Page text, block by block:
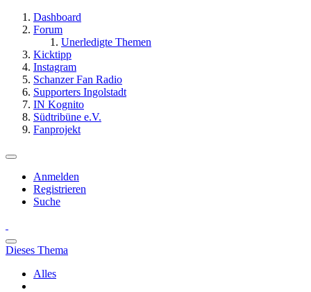
Dashboard
Forum
Unerledigte Themen
Kicktipp
Instagram
Schanzer Fan Radio
Supporters Ingolstadt
IN Kognito
Südtribüne e.V.
Fanprojekt
Anmelden
Registrieren
Suche
Dieses Thema
Alles